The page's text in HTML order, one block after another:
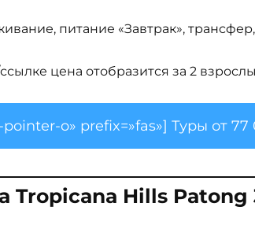
питание «Завтрак»,
цена отобразится за 2
o» prefix=»fas»] Туры от 77
Tropicana Hills Patong